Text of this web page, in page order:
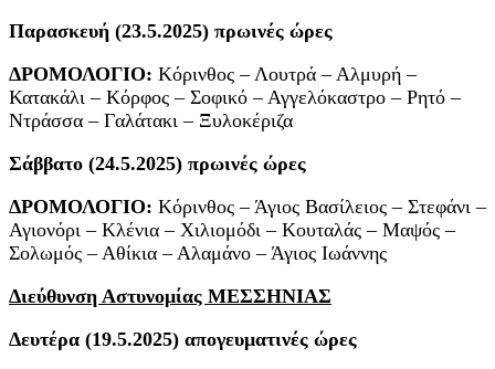
Παρασκευή (23.5.2025) πρωινές ώρες
ΔΡΟΜΟΛΟΓΙΟ: Κόρινθος – Λουτρά – Αλμυρή –
Κατακάλι – Κόρφος – Σοφικό – Αγγελόκαστρο – Ρητό –
Ντράσσα – Γαλάτακι – Ξυλοκέριζα
Σάββατο (24.5.2025) πρωινές ώρες
ΔΡΟΜΟΛΟΓΙΟ: Κόρινθος – Άγιος Βασίλειος – Στεφάνι –
Αγιονόρι – Κλένια – Χιλιομόδι – Κουταλάς – Μαψός –
Σολωμός – Αθίκια – Αλαμάνο – Άγιος Ιωάννης
Διεύθυνση Αστυνομίας ΜΕΣΣΗΝΙΑΣ
Δευτέρα (19.5.2025) απογευματινές ώρες